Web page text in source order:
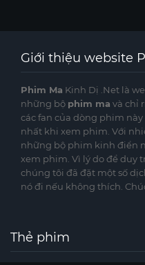
Giới thiệu website
Phim Ma Kinh Dị .Net là
những bộ phim ma và chỉ
các fan của dòng phim
nhất khi xem phim. Với
những bộ phim kinh điển
xem phim. Vì lý do để duy
chúng tôi đã đặt một số
nó đi nếu không thích.
Thẻ phim